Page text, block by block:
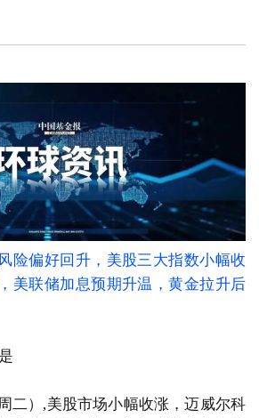
险偏好回升，美股三大指数小幅收
美联储加息预期升温，黄金拉升后
二）,美股市场小幅收涨，迈威尔科